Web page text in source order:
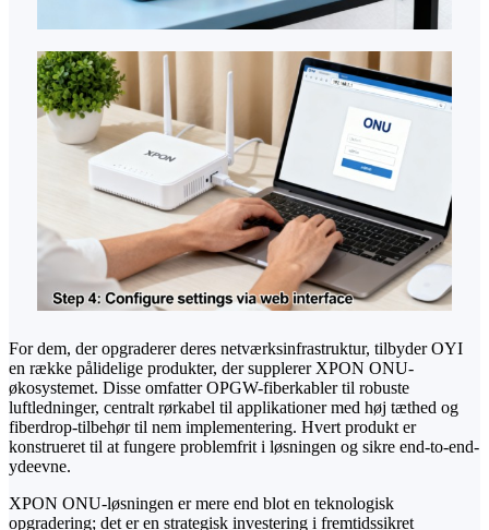
For dem, der opgraderer deres netværksinfrastruktur, tilbyder OYI
en række pålidelige produkter, der supplerer XPON ONU-
økosystemet. Disse omfatter OPGW-fiberkabler til robuste
luftledninger, centralt rørkabel til applikationer med høj tæthed og
fiberdrop-tilbehør til nem implementering. Hvert produkt er
konstrueret til at fungere problemfrit i løsningen og sikre end-to-end-
ydeevne.
XPON ONU-løsningen er mere end blot en teknologisk
opgradering; det er en strategisk investering i fremtidssikret